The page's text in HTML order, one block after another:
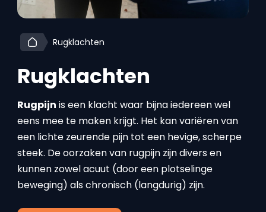
Rugklachten
Rugklachten
Rugpijn is een klacht waar bijna iedereen wel
eens mee te maken krijgt. Het kan variëren van
een lichte zeurende pijn tot een hevige, scherpe
steek. De oorzaken van rugpijn zijn divers en
kunnen zowel acuut (door een plotselinge
beweging) als chronisch (langdurig) zijn.